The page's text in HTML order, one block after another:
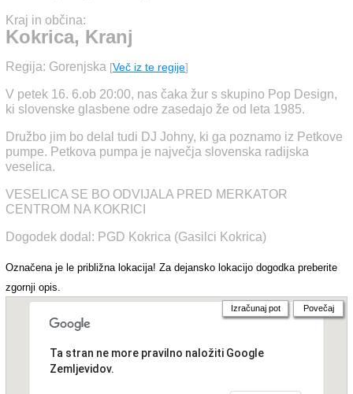
Kraj in občina:
Kokrica, Kranj
Regija: Gorenjska [Več iz te regije]
V petek 16. 6.ob 20:00, nas čaka žur s skupino Pop Design,
ki slovenske glasbene odre zasedajo že od leta 1985.
Družbo jim bo delal tudi DJ Johny, ki ga poznamo iz Petkove
pumpe. Petkova pumpa je največja slovenska radijska
veselica.
VESELICA SE BO ODVIJALA PRED MERKATOR
CENTROM NA KOKRICI
Dogodek dodal: PGD Kokrica (Gasilci Kokrica)
Označena je le približna lokacija! Za dejansko lokacijo dogodka preberite
zgornji opis.
Ta stran ne more pravilno naložiti Google
Zemljevidov.
Izračunaj pot Povečaj